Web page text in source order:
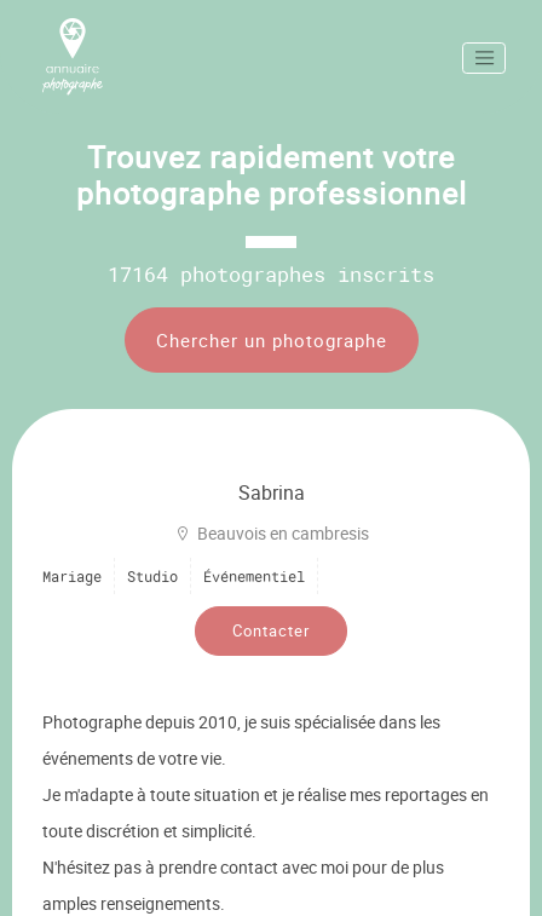
Trouvez rapidement votre
photographe professionnel
17164 photographes inscrits
Chercher un photographe
Sabrina
Beauvois en cambresis
Mariage Studio Événementiel
Contacter
Photographe depuis 2010, je suis spécialisée dans les
événements de votre vie.
Je m'adapte à toute situation et je réalise mes reportages en
toute discrétion et simplicité.
N'hésitez pas à prendre contact avec moi pour de plus
amples renseignements.